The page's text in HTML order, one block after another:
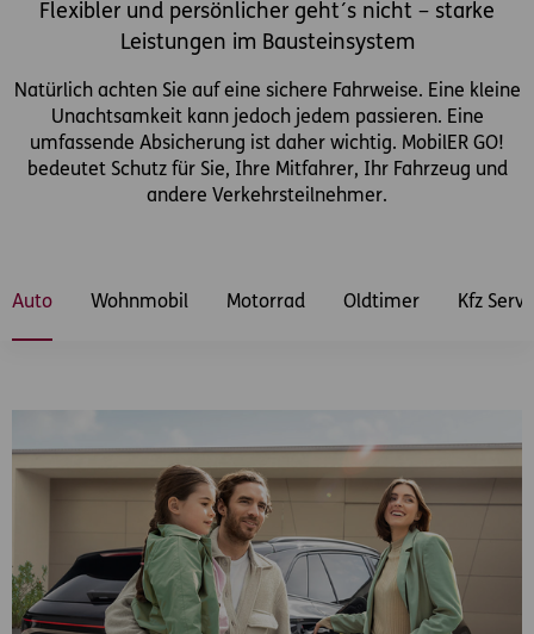
Flexibler und persönlicher geht´s nicht – starke
Leistungen im Bausteinsystem
Natürlich achten Sie auf eine sichere Fahrweise. Eine kleine
Unachtsamkeit kann jedoch jedem passieren. Eine
umfassende Absicherung ist daher wichtig. MobilER GO!
bedeutet Schutz für Sie, Ihre Mitfahrer, Ihr Fahrzeug und
andere Verkehrsteilnehmer.
Auto Wohnmobil Motorrad Oldtimer Kfz